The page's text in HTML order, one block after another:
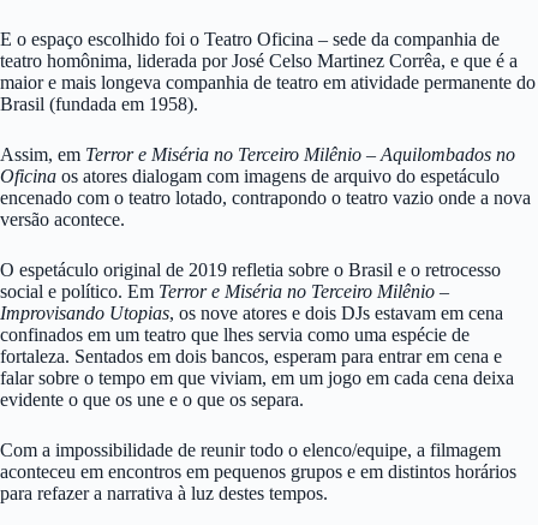
E o espaço escolhido foi o Teatro Oficina – sede da companhia de
teatro homônima, liderada por José Celso Martinez Corrêa, e que é a
maior e mais longeva companhia de teatro em atividade permanente do
Brasil (fundada em 1958).
Assim, em Terror e Miséria no Terceiro Milênio – Aquilombados no
Oficina os atores dialogam com imagens de arquivo do espetáculo
encenado com o teatro lotado, contrapondo o teatro vazio onde a nova
versão acontece.
O espetáculo original de 2019 refletia sobre o Brasil e o retrocesso
social e político. Em Terror e Miséria no Terceiro Milênio –
Improvisando Utopias, os nove atores e dois DJs estavam em cena
confinados em um teatro que lhes servia como uma espécie de
fortaleza. Sentados em dois bancos, esperam para entrar em cena e
falar sobre o tempo em que viviam, em um jogo em cada cena deixa
evidente o que os une e o que os separa.
Com a impossibilidade de reunir todo o elenco/equipe, a filmagem
aconteceu em encontros em pequenos grupos e em distintos horários
para refazer a narrativa à luz destes tempos.